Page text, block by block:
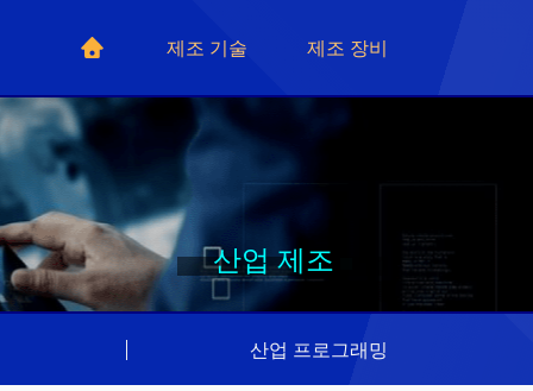
제조 기술 제조 장비
산업 제조
산업 프로그래밍